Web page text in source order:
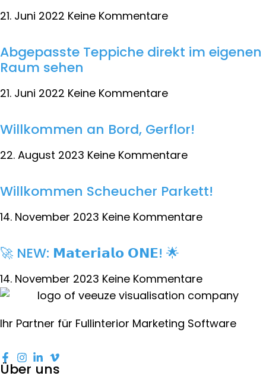
21. Juni 2022 Keine Kommentare
Abgepasste Teppiche direkt im eigenen
Raum sehen
21. Juni 2022 Keine Kommentare
Willkommen an Bord, Gerflor!
22. August 2023 Keine Kommentare
Willkommen Scheucher Parkett!
14. November 2023 Keine Kommentare
🚀 NEW: 𝗠𝗮𝘁𝗲𝗿𝗶𝗮𝗹𝗼 𝗢𝗡𝗘! 🌟
14. November 2023 Keine Kommentare
Ihr Partner für Fullinterior Marketing Software
Über uns